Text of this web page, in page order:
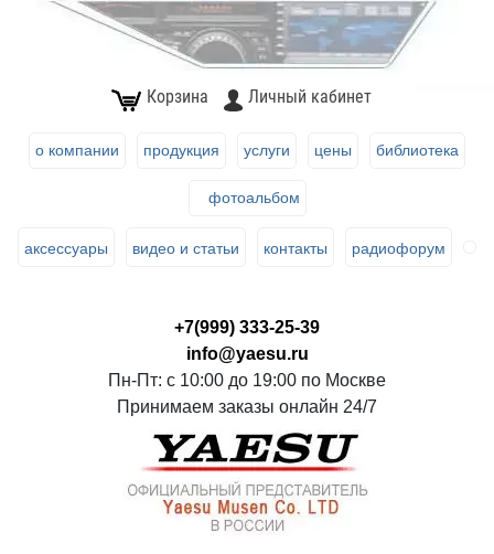
Корзина Личный кабинет
о компании продукция услуги цены библиотека
фотоальбом
аксессуары видео и статьи контакты радиофорум
+7(999) 333-25-39
info@yaesu.ru
Пн-Пт: с 10:00 до 19:00 по Москве
Принимаем заказы онлайн 24/7